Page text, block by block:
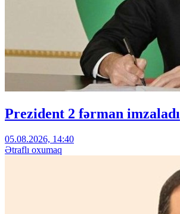
Prezident 2 fərman imzaladı
05.08.2026, 14:40
Ətraflı oxumaq